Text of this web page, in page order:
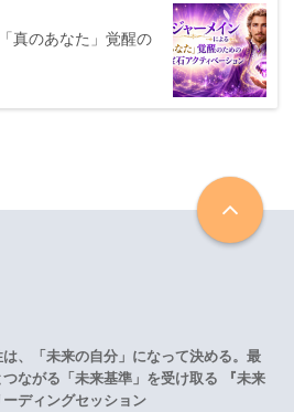
真のあなた」覚醒の
、「未来の自分」になって決める。最
ながる「未来基準」を受け取る 『未来
ディングセッション